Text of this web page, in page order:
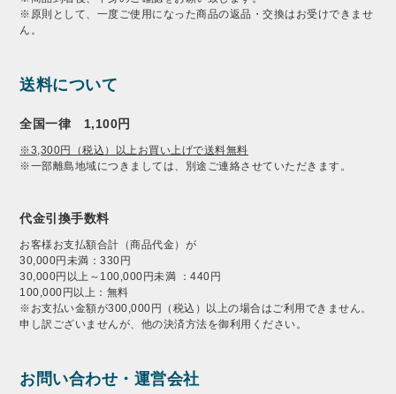
※原則として、一度ご使用になった商品の返品・交換はお受けできませ
ん。
送料について
全国一律 1,100円
※3,300円（税込）以上お買い上げで送料無料
※一部離島地域につきましては、別途ご連絡させていただきます。
代金引換手数料
お客様お支払額合計（商品代金）が
30,000円未満：330円
30,000円以上～100,000円未満 ：440円
100,000円以上：無料
※お支払い金額が300,000円（税込）以上の場合はご利用できません。
申し訳ございませんが、他の決済方法を御利用ください。
お問い合わせ・運営会社